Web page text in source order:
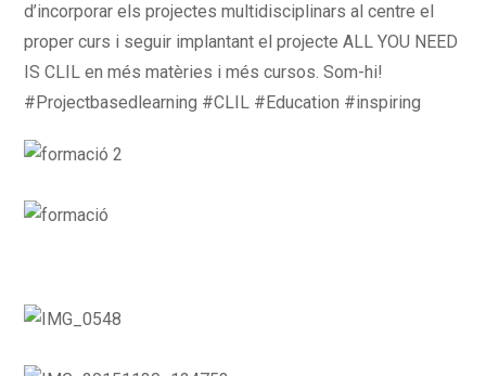
d’incorporar els projectes multidisciplinars al centre el
proper curs i seguir implantant el projecte ALL YOU NEED
IS CLIL en més matèries i més cursos. Som-hi!
#Projectbasedlearning #CLIL #Education #inspiring